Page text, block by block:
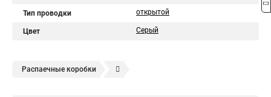
Тип проводки открытой
Цвет Серый
Распаечные коробки